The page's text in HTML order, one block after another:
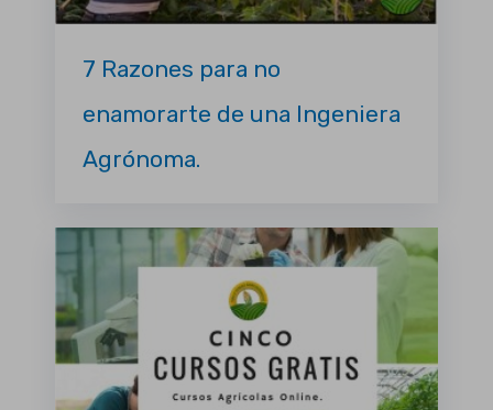
7 Razones para no
enamorarte de una Ingeniera
Agrónoma.